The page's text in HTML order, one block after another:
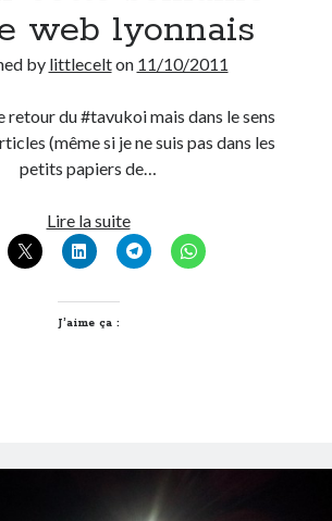
web lyonnais
by littlecelton 11/10/2011
retour du #tavukoi mais dans le sens
(même si je ne suis pas dans les
petits papiers de…
Lire la suiteA
voir
cette
J’aime ça :